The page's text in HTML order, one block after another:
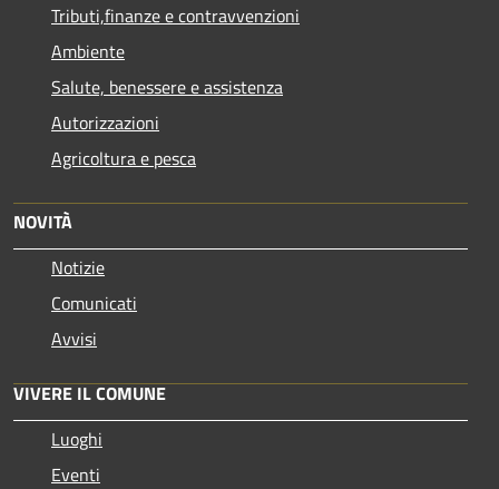
Tributi,finanze e contravvenzioni
Ambiente
Salute, benessere e assistenza
Autorizzazioni
Agricoltura e pesca
NOVITÀ
Notizie
Comunicati
Avvisi
VIVERE IL COMUNE
Luoghi
Eventi